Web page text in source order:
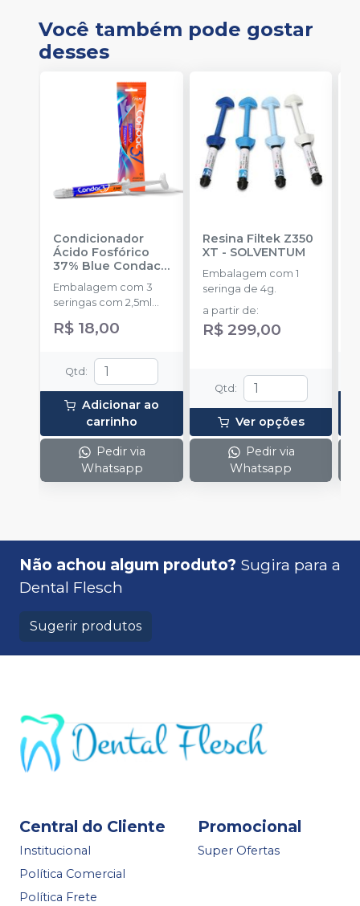
Você também pode gostar
desses
Condicionador
Ácido Fosfórico
37% Blue Condac-
FGM
Embalagem com 3
seringas com 2,5ml
cada uma e 3
ponteiras para
R$ 18,00
Qtd :
Adicionar ao
carrinho
Pedir via
Whatsapp
Resina Filtek Z350
XT - SOLVENTUM
Embalagem com 1
seringa de 4g.
a partir de:
R$ 299,00
Qtd :
Ver opções
Pedir via
Whatsapp
Não achou algum produto? Sugira para a
Dental Flesch
Sugerir produtos
Central do Cliente
Institucional
Política Comercial
Política Frete
Promocional
Super Ofertas